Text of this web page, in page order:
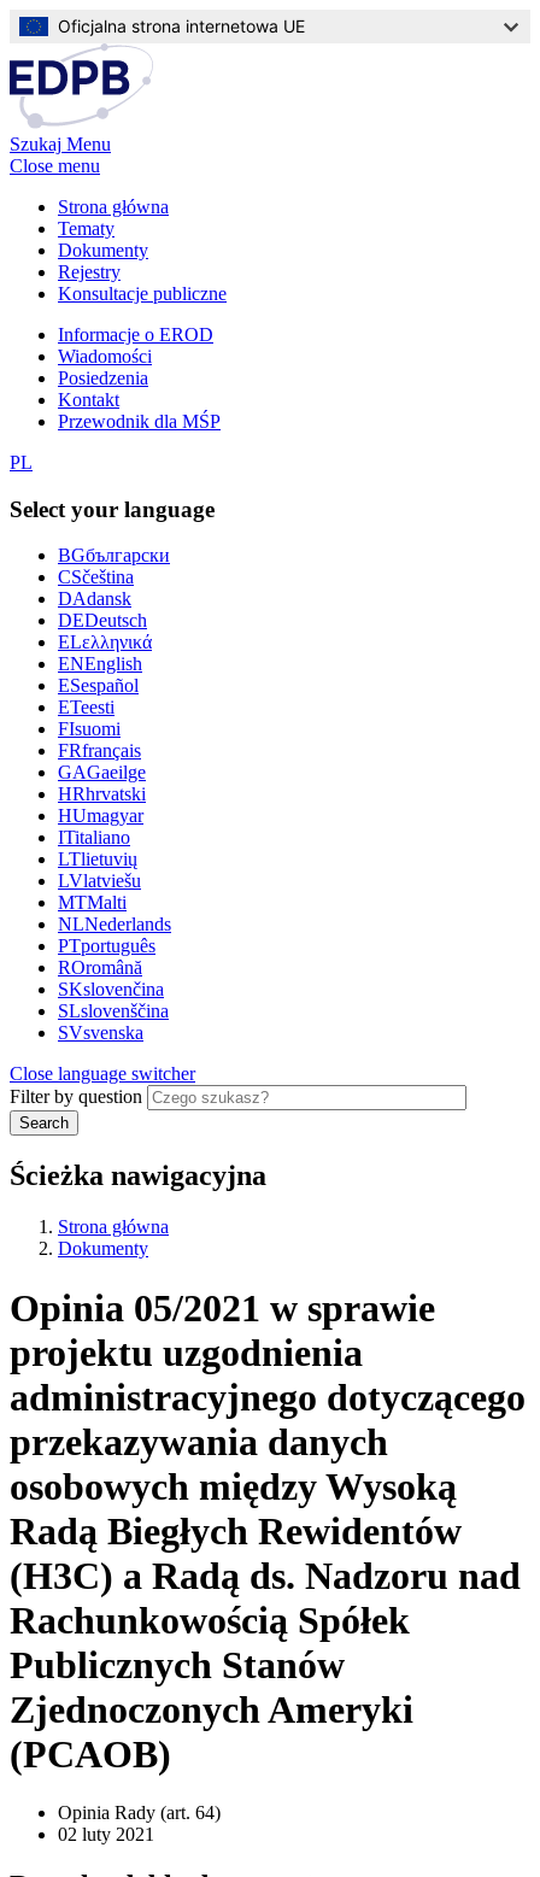
Przejdź
do
treści
Oficjalna strona internetowa UE
Szukaj Menu
Close menu
Main
navigation
Strona główna
Tematy
Dokumenty
Rejestry
Konsultacje publiczne
Top
navigation
Informacje o EROD
Wiadomości
Posiedzenia
Kontakt
Przewodnik dla MŚP
PL
Select your language
BGбългарски
CSčeština
DAdansk
DEDeutsch
ELελληνικά
ENEnglish
ESespañol
ETeesti
FIsuomi
FRfrançais
GAGaeilge
HRhrvatski
HUmagyar
ITitaliano
LTlietuvių
LVlatviešu
MTMalti
NLNederlands
PTportuguês
ROromână
SKslovenčina
SLslovenščina
SVsvenska
Close language switcher
Filter by question
Search
Ścieżka nawigacyjna
Strona główna
Dokumenty
Opinia 05/2021 w sprawie
projektu uzgodnienia
administracyjnego dotyczącego
przekazywania danych
osobowych między Wysoką
Radą Biegłych Rewidentów
(H3C) a Radą ds. Nadzoru nad
Rachunkowością Spółek
Publicznych Stanów
Zjednoczonych Ameryki
(PCAOB)
Opinia Rady (art. 64)
02 luty 2021